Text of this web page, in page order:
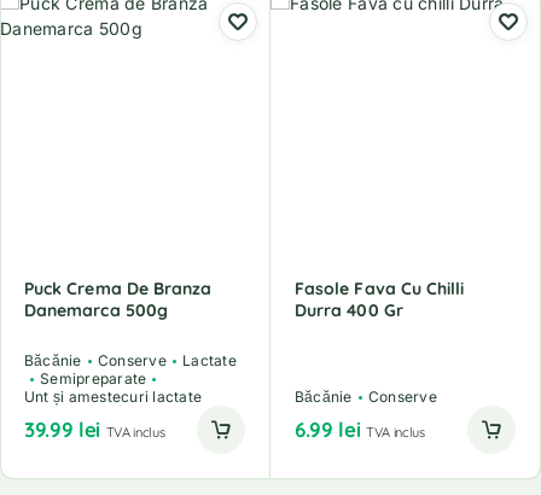
Puck Crema De Branza
Danemarca 500g
Băcănie Conserve
Lactate
Semipreparate
Unt și amestecuri lactate
39.99 lei TVA inclus
Fasole Fava Cu Chilli
Durra 400 Gr
Băcănie Conserve
6.99 lei TVA inclus